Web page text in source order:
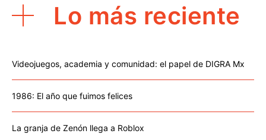
Lo más reciente
Videojuegos, academia y comunidad: el papel de DIGRA Mx
1986: El año que fuimos felices
La granja de Zenón llega a Roblox